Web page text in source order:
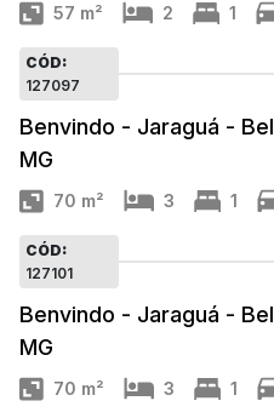
57 m² 2 1
CÓD:
127097
Benvindo - Jaraguá -
MG
70 m² 3 1
CÓD:
127101
Benvindo - Jaraguá -
MG
70 m² 3 1